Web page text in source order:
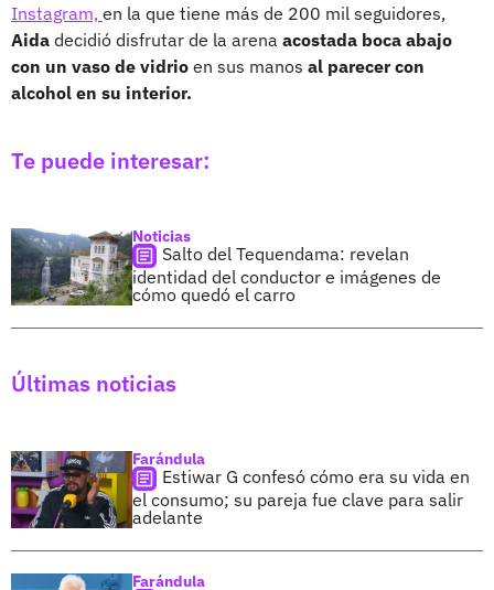
Instagram, en la que tiene más de 200 mil seguidores,
Aida decidió disfrutar de la arena acostada boca abajo
con un vaso de vidrio en sus manos al parecer con
alcohol en su interior.
Te puede interesar:
Noticias
Salto del Tequendama: revelan
identidad del conductor e imágenes de
cómo quedó el carro
Últimas noticias
Farándula
Estiwar G confesó cómo era su vida en
el consumo; su pareja fue clave para salir
adelante
Farándula